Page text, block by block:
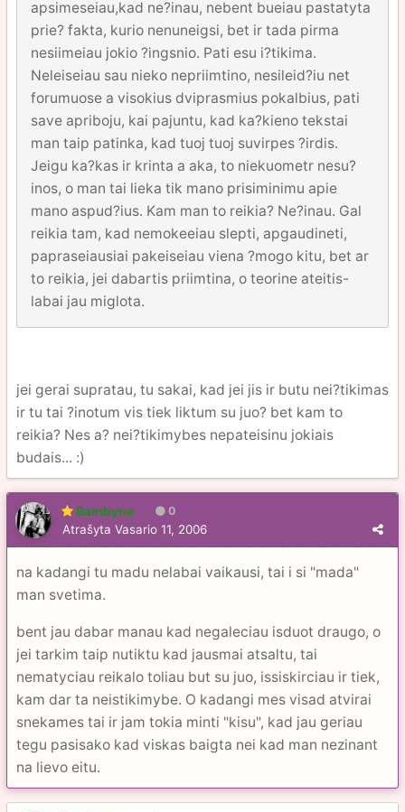
apsimeseiau,kad ne?inau, nebent bueiau pastatyta
prie? fakta, kurio nenuneigsi, bet ir tada pirma
nesiimeiau jokio ?ingsnio. Pati esu i?tikima.
Neleiseiau sau nieko nepriimtino, nesileid?iu net
forumuose a visokius dviprasmius pokalbius, pati
save apriboju, kai pajuntu, kad ka?kieno tekstai
man taip patinka, kad tuoj tuoj suvirpes ?irdis.
Jeigu ka?kas ir krinta a aka, to niekuometr nesu?
inos, o man tai lieka tik mano prisiminimu apie
mano aspud?ius. Kam man to reikia? Ne?inau. Gal
reikia tam, kad nemokeeiau slepti, apgaudineti,
papraseiausiai pakeiseiau viena ?mogo kitu, bet ar
to reikia, jei dabartis priimtina, o teorine ateitis-
labai jau miglota.
jei gerai supratau, tu sakai, kad jei jis ir butu nei?tikimas
ir tu tai ?inotum vis tiek liktum su juo? bet kam to
reikia? Nes a? nei?tikimybes nepateisinu jokiais
budais... :)
Bambyna 0
Atrašyta Vasario 11, 2006
na kadangi tu madu nelabai vaikausi, tai i si "mada"
man svetima.
bent jau dabar manau kad negaleciau isduot draugo, o
jei tarkim taip nutiktu kad jausmai atsaltu, tai
nematyciau reikalo toliau but su juo, issiskirciau ir tiek,
kam dar ta neistikimybe. O kadangi mes visad atvirai
snekames tai ir jam tokia minti "kisu", kad jau geriau
tegu pasisako kad viskas baigta nei kad man nezinant
na lievo eitu.